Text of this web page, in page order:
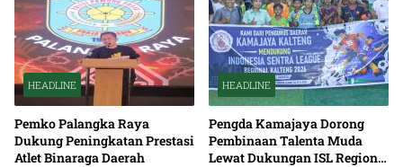
HEADLINE
Pemko Palangka Raya
Dukung Peningkatan Prestasi
Atlet Binaraga Daerah
HEADLINE
Pengda Kamajaya Dorong
Pembinaan Talenta Muda
Lewat Dukungan ISL Regional